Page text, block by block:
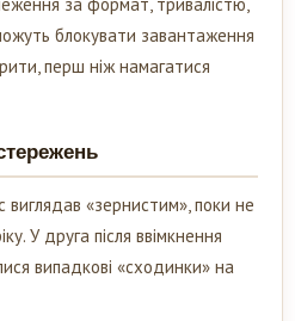
блокувати завантаження
перш ніж намагатися
виглядав «зернистим», поки не
У друга після ввімкнення
випадкові «сходинки» на